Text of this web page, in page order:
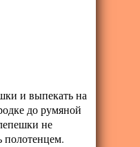
и выпекать на
до румяной
не
полотенцем.